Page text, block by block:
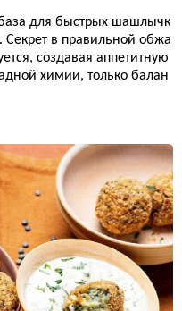
для быстрых шашлычк
Секрет в правильной обжа
создавая аппетитную
химии, только балан